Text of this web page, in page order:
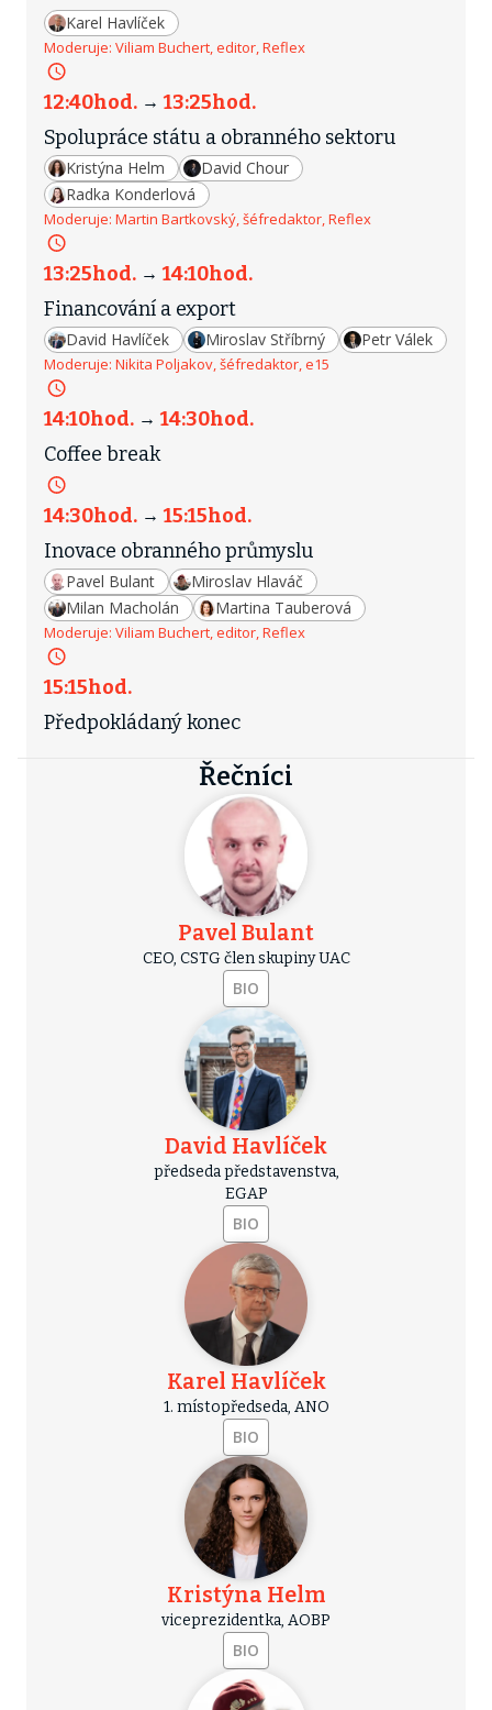
Karel Havlíček
Moderuje: Viliam Buchert, editor, Reflex
12:40hod. → 13:25hod.
Spolupráce státu a obranného sektoru
Kristýna Helm
David Chour
Radka Konderlová
Moderuje: Martin Bartkovský, šéfredaktor, Reflex
13:25hod. → 14:10hod.
Financování a export
David Havlíček Miroslav Stříbrný Petr Válek
Moderuje: Nikita Poljakov, šéfredaktor, e15
14:10hod. → 14:30hod.
Coffee break
14:30hod. → 15:15hod.
Inovace obranného průmyslu
Pavel Bulant
Miroslav Hlaváč
Milan Macholán
Martina Tauberová
Moderuje: Viliam Buchert, editor, Reflex
15:15hod.
Předpokládaný konec
Řečníci
Pavel Bulant
CEO, CSTG člen skupiny UAC
BIO
David Havlíček
předseda představenstva,
EGAP
BIO
Karel Havlíček
1. místopředseda, ANO
BIO
Kristýna Helm
viceprezidentka, AOBP
BIO